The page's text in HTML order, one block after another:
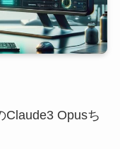
Claude3 Opusち